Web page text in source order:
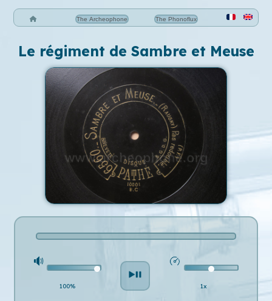
The Archeophone The Phonoflux
Le régiment de Sambre et Meuse
100% 1x